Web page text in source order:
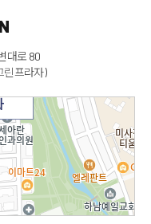
대로 80
린프라자)